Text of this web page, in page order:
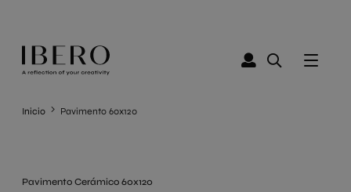
Inicio Pavimento 60x120
Pavimento Cerámico 60x120